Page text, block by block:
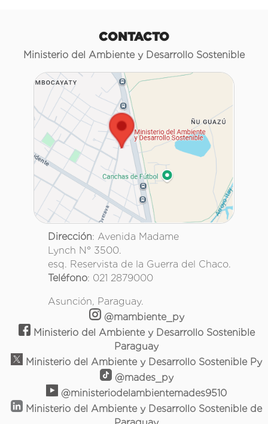
CONTACTO
Ministerio del Ambiente y Desarrollo Sostenible
Dirección: Avenida Madame
Lynch N° 3500.
esq. Reservista de la Guerra del Chaco.
Teléfono: 021 2879000
Asunción, Paraguay.
@mambiente_py
Ministerio del Ambiente y Desarrollo Sostenible
Paraguay
Ministerio del Ambiente y Desarrollo Sostenible Py
@mades_py
@ministeriodelambientemades9510
Ministerio del Ambiente y Desarrollo Sostenible de